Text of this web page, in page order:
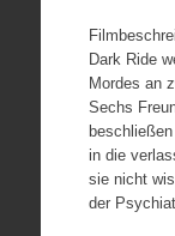
Dark Ride
Mordes an
Sechs
in die
sie nicht
der